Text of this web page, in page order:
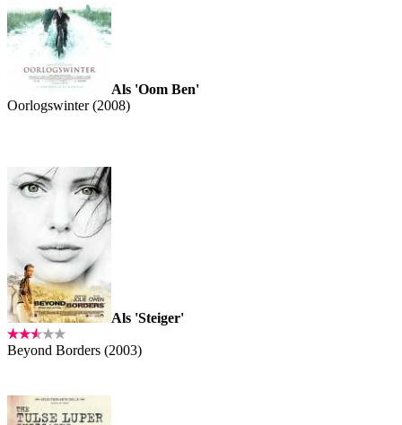
Als 'Oom Ben'
Oorlogswinter (2008)
Als 'Steiger'
Beyond Borders (2003)